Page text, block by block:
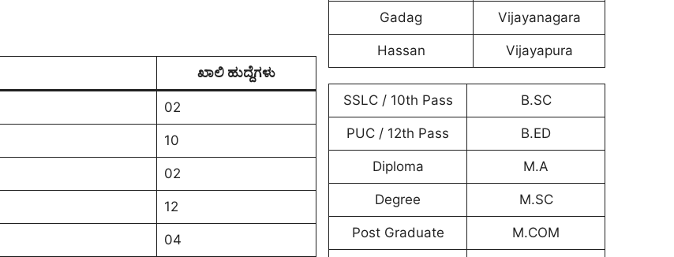
ಖಾಲಿ ಹುದ್ದೆಗಳು
02
10
02
12
04
Gadag Vijayanagara
Hassan Vijayapura
SSLC / 10th Pass B.SC
PUC / 12th Pass B.ED
Diploma M.A
Degree M.SC
Post Graduate M.COM